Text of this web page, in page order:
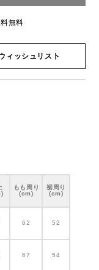
無料
ィッシュリスト
もも周り
(cm)
裾周り
(cm)
62 52
67 54